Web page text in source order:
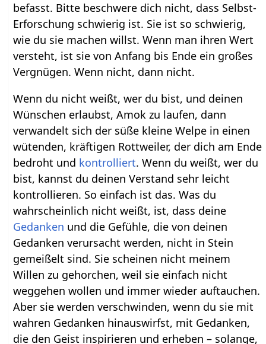
befasst. Bitte beschwere dich nicht, dass Selbst-
Erforschung schwierig ist. Sie ist so schwierig,
wie du sie machen willst. Wenn man ihren Wert
versteht, ist sie von Anfang bis Ende ein großes
Vergnügen. Wenn nicht, dann nicht.
Wenn du nicht weißt, wer du bist, und deinen
Wünschen erlaubst, Amok zu laufen, dann
verwandelt sich der süße kleine Welpe in einen
wütenden, kräftigen Rottweiler, der dich am Ende
bedroht und kontrolliert. Wenn du weißt, wer du
bist, kannst du deinen Verstand sehr leicht
kontrollieren. So einfach ist das. Was du
wahrscheinlich nicht weißt, ist, dass deine
Gedanken und die Gefühle, die von deinen
Gedanken verursacht werden, nicht in Stein
gemeißelt sind. Sie scheinen nicht meinem
Willen zu gehorchen, weil sie einfach nicht
weggehen wollen und immer wieder auftauchen.
Aber sie werden verschwinden, wenn du sie mit
wahren Gedanken hinauswirfst, mit Gedanken,
die den Geist inspirieren und erheben – solange,